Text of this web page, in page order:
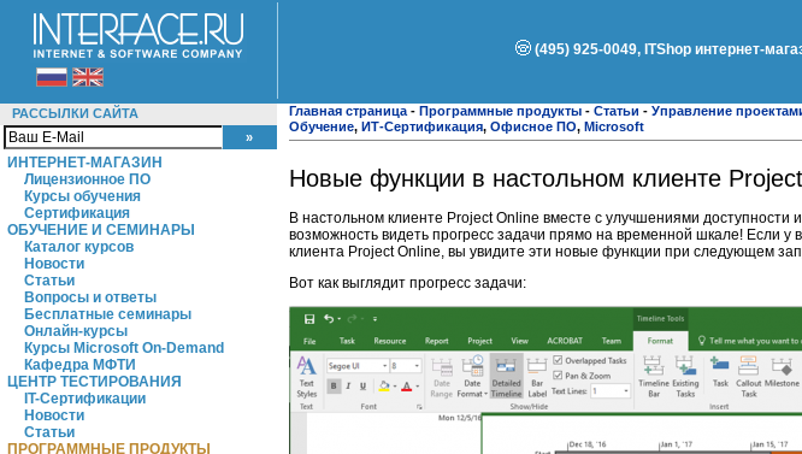
(495) 925-0049, ITShop интернет-
РАССЫЛКИ САЙТА
ИНТЕРНЕТ-МАГАЗИН
Лицензионное ПО
Курсы обучения
Сертификация
ОБУЧЕНИЕ И СЕМИНАРЫ
Каталог курсов
Новости
Статьи
Вопросы и ответы
Бесплатные семинары
Онлайн-курсы
Курсы Microsoft On-Demand
Кафедра МФТИ
ЦЕНТР ТЕСТИРОВАНИЯ
IT-Сертификации
Новости
Статьи
ПРОГРАММНЫЕ ПРОДУКТЫ
Главная страница - Программные продукты - Статьи - Управление
Обучение, ИТ-Сертификация, Офисное ПО, Microsoft
Новые функции в настольном клиенте
В настольном клиенте Project Online вместе с улучшениями
возможность видеть прогресс задачи прямо на временной шкале! Если у
клиента Project Online, вы увидите эти новые функции при следующем
Вот как выглядит прогресс задачи: